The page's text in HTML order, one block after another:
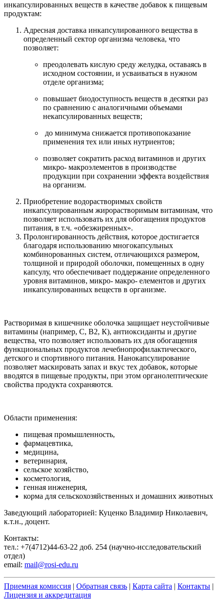
инкапсулированных веществ в качестве добавок к пищевым
продуктам:
Адресная доставка инкапсулированного вещества в
определенный сектор организма человека, что
позволяет:
преодолевать кислую среду желудка, оставаясь в
исходном состоянии, и усваиваться в нужном
отделе организма;
повышает биодоступность веществ в десятки раз
по сравнению с аналогичными объемами
некапсулированных веществ;
до минимума снижается противопоказание
применения тех или иных нутриентов;
позволяет сократить расход витаминов и других
микро- макроэлементов в производстве
продукции при сохранении эффекта воздействия
на организм.
Приобретение водорастворимых свойств
инкапсулированным жирорастворимым витаминам, что
позволяет использовать их для обогащения продуктов
питания, в т.ч. «обезжиренных».
Пролонгированность действия, которое достигается
благодаря использованию многокапсульных
комбинорованных систем, отличающихся размером,
толщиной и природой оболочки, помещенных в одну
капсулу, что обеспечивает поддержание определенного
уровня витаминов, микро- макро- елементов и других
инкапсулированных веществ в организме.
Растворимая в кишечнике оболочка защищает неустойчивые
витамины (например, С, В2, К), антиоксиданты и другие
вещества, что позволяет использовать их для обогащения
функциональных продуктов лечебнопрофилактического,
детского и спортивного питания. Нанокапсулирование
позволяет маскировать запах и вкус тех добавок, которые
вводятся в пищевые продукты, при этом органолептические
свойства продукта сохраняются.
Области применения:
пищевая промышленность,
фармацевтика,
медицина,
ветеринария,
сельское хозяйство,
косметология,
генная инженерия,
корма для сельскохозяйственных и домашних животных
Заведующий лабораторией: Куценко Владимир Николаевич,
к.т.н., доцент.
Контакты:
тел.: +7(4712)44-63-22 доб. 254 (научно-исследовательский
отдел)
email: mail@rosi-edu.ru
Приемная комиссия | Обратная связь | Карта сайта | Контакты |
Лицензия и аккредитация